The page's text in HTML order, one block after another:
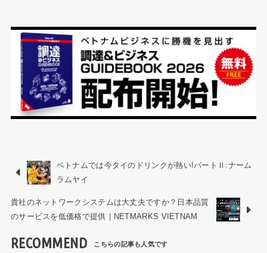
ベトナムでは今タイのドリンクが熱い!パートⅡ:ナーム
ラムヤイ
貴社のネットワークシステムは大丈夫ですか？日本品質
のサービスを低価格で提供｜NETMARKS VIETNAM
RECOMMEND